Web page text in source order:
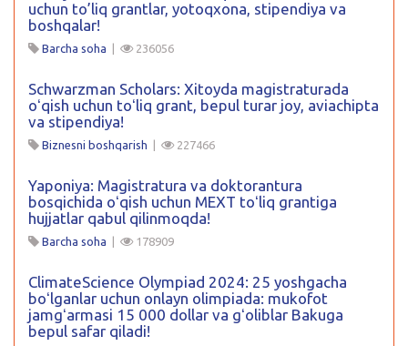
uchun to’liq grantlar, yotoqxona, stipendiya va
boshqalar!
Barcha soha | 236056
Schwarzman Scholars: Xitoyda magistraturada
oʻqish uchun toʻliq grant, bepul turar joy, aviachipta
va stipendiya!
Biznesni boshqarish | 227466
Yaponiya: Magistratura va doktorantura
bosqichida oʻqish uchun MEXT toʻliq grantiga
hujjatlar qabul qilinmoqda!
Barcha soha | 178909
ClimateScience Olympiad 2024: 25 yoshgacha
boʻlganlar uchun onlayn olimpiada: mukofot
jamgʻarmasi 15 000 dollar va gʻoliblar Bakuga
bepul safar qiladi!